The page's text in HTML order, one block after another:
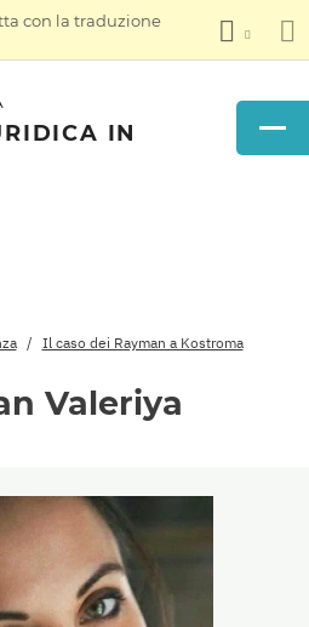
con la traduzione
IN
Il caso dei Rayman a Kostroma
Valeriya